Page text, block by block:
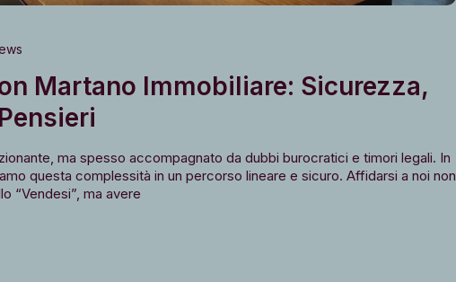
Martano Immobiliare: Sicurezza,
ma spesso accompagnato da dubbi burocratici e timori legali. In
questa complessità in un percorso lineare e sicuro. Affidarsi a noi non
“Vendesi”, ma avere